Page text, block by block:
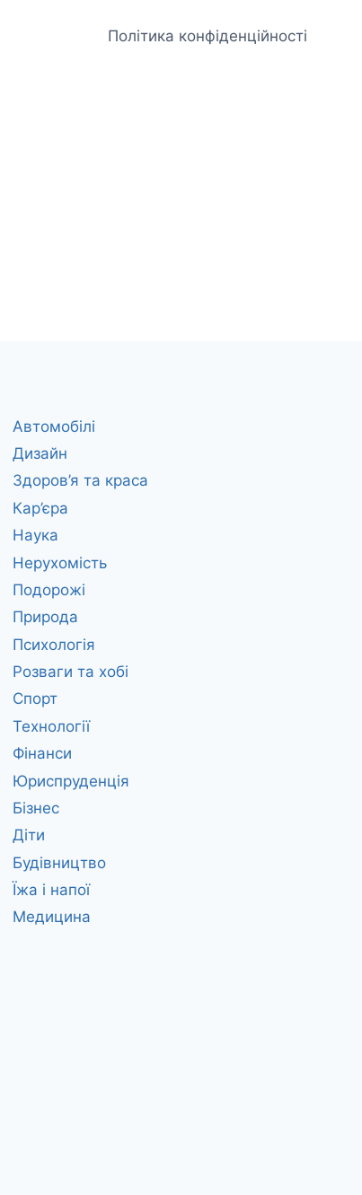
Політика конфіденційності
Автомобілі
Дизайн
Здоров’я та краса
Кар’єра
Наука
Нерухомість
Подорожі
Природа
Психологія
Розваги та хобі
Спорт
Технології
Фінанси
Юриспруденція
Бізнес
Діти
Будівництво
Їжа і напої
Медицина